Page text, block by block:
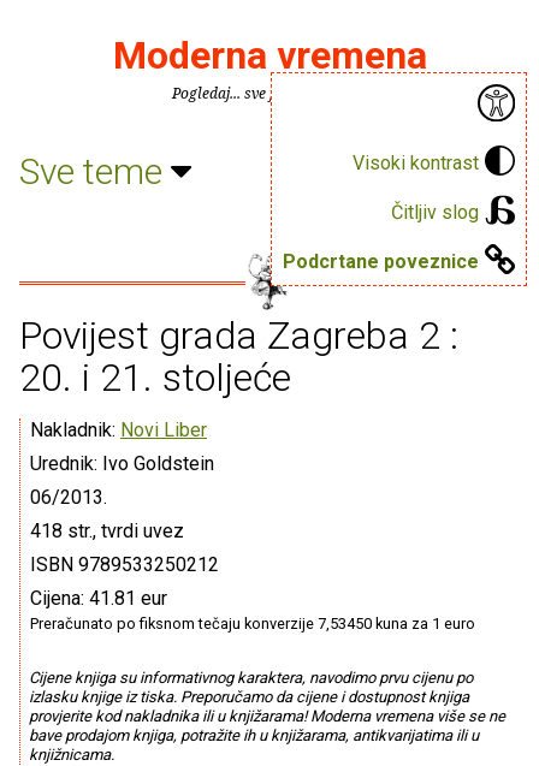
Visoki kontrast
Čitljiv slog
Podcrtane poveznice
Moderna vremena
Pogledaj... sve je puno knjiga.
Sve teme
Povijest grada Zagreba 2 :
20. i 21. stoljeće
Nakladnik: Novi Liber
Urednik: Ivo Goldstein
06/2013.
418 str., tvrdi uvez
ISBN 9789533250212
Cijena: 41.81 eur
Preračunato po fiksnom tečaju konverzije 7,53450 kuna za 1 euro
Cijene knjiga su informativnog karaktera, navodimo prvu cijenu po
izlasku knjige iz tiska. Preporučamo da cijene i dostupnost knjiga
provjerite kod nakladnika ili u knjižarama! Moderna vremena više se ne
bave prodajom knjiga, potražite ih u knjižarama, antikvarijatima ili u
knjižnicama.